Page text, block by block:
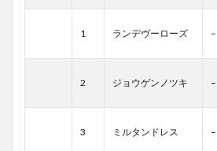
1 ランデヴーローズ –
2 ジョウゲンノツキ –
3 ミルタンドレス –